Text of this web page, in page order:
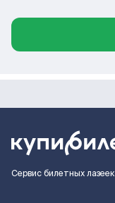
Сервис билетных лазеек